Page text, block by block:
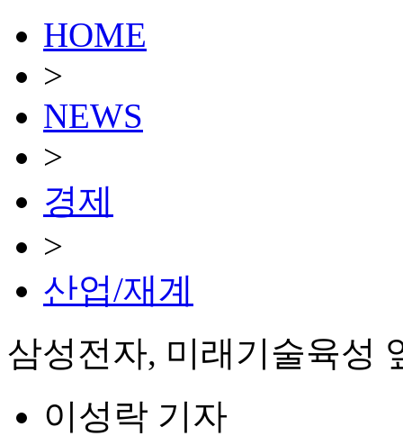
HOME
>
NEWS
>
경제
>
산업/재계
삼성전자, 미래기술육성
이성락 기자